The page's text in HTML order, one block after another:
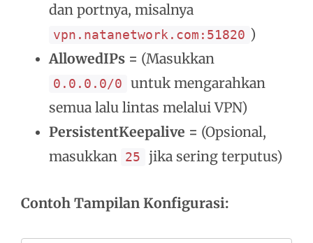
dan portnya, misalnya
vpn.natanetwork.com:51820 )
AllowedIPs = (Masukkan
0.0.0.0/0
untuk mengarahkan
semua lalu lintas melalui VPN)
PersistentKeepalive = (Opsional,
masukkan
25 jika sering terputus)
Contoh Tampilan Konfigurasi: